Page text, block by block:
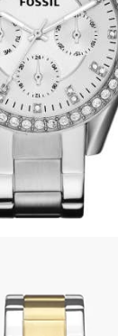
FOSSIL ES3202
345.00 KM